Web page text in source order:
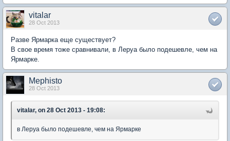
vitalar
28 Oct 2013
Разве Ярмарка еще существует?
В свое время тоже сравнивали, в Леруа было подешевле, чем на
Ярмарке.
Mephisto
28 Oct 2013
vitalar, on 28 Oct 2013 - 19:08:
в Леруа было подешевле, чем на Ярмарке